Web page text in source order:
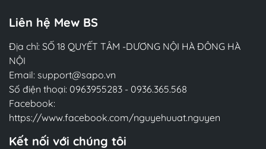
Liên hệ Mew BS
Địa chỉ: SỐ 18 QUYẾT TÂM -DƯƠNG NỘI HÀ ĐÔNG HÀ
NỘI
Email: support@sapo.vn
Số điện thoại: 0963955283 - 0936.365.568
Facebook:
https://www.facebook.com/nguyehuuat.nguyen
Kết nối với chúng tôi